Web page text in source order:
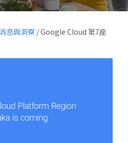
息與洞察 /Google Cloud 第7座